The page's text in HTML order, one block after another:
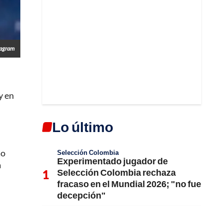
en
Lo último
Selección Colombia
Experimentado jugador de
Selección Colombia rechaza
fracaso en el Mundial 2026; "no fue
decepción"